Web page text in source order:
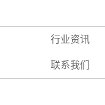
行业资讯
联系我们